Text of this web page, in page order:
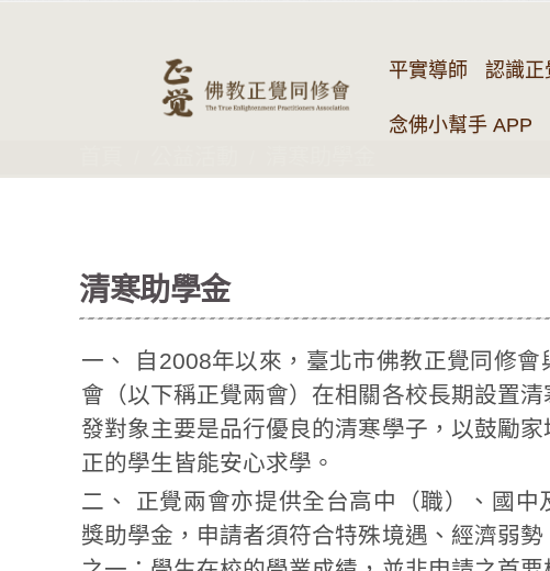
平實導師 認識正
念佛小幫手 APP
清寒助學金
一、 自2008年以來，臺北市佛教正覺同修會
會（以下稱正覺兩會）在相關各校長期設置
發對象主要是品行優良的清寒學子，以鼓勵
正的學生皆能安心求學。
二、 正覺兩會亦提供全台高中（職）、國中
獎助學金，申請者須符合特殊境遇、經濟弱